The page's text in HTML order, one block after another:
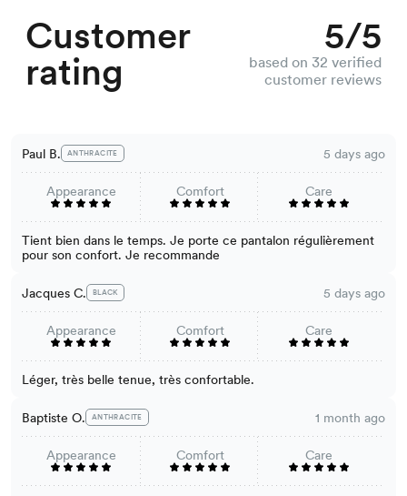
Customer
rating
5/5
based on 32 verified
customer reviews
Paul B. ANTHRACITE 5 days ago
Appearance Comfort Care
Tient bien dans le temps. Je porte ce pantalon régulièrement
pour son confort. Je recommande
Jacques C. BLACK 5 days ago
Appearance Comfort Care
Léger, très belle tenue, très confortable.
Baptiste O. ANTHRACITE 1 month ago
Appearance Comfort Care